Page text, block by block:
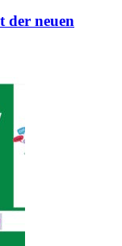
der neuen